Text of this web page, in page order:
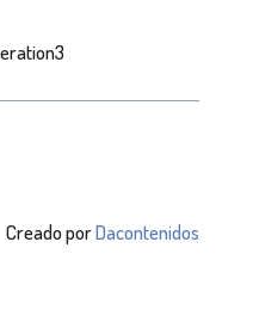
Creado porDacontenidos